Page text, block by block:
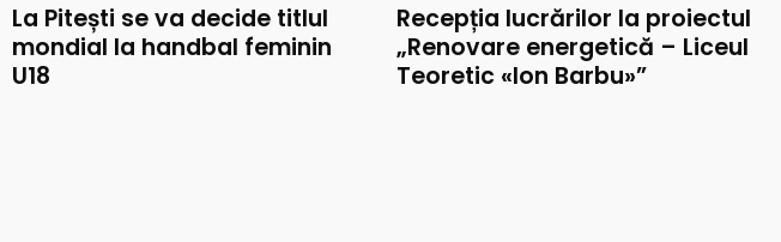
La Pitești se va decide titlul
mondial la handbal feminin
U18
Recepția lucrărilor la proiectul
„Renovare energetică – Liceul
Teoretic «Ion Barbu»”